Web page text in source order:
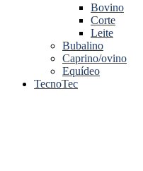
Bovino
Corte
Leite
Bubalino
Caprino/ovino
Equídeo
TecnoTec